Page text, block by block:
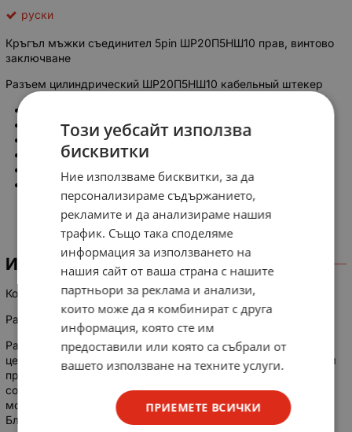
руски
Кръгъл мъжки съединител 5pin ШР20П5НШ10 прав, винтово
заключване
Разъем цилиндрический ШР20П5НШ10 кабельный штекер
Серия: shr
Функциональное назначение: штекер
Способ установки: кабель
Количество контактов: 5
Покрытие контактов: серебро
ИНФОРМАЦИЯ
Конектор SHR20P5NSH10 FORK
Разъем ШР20П5НШ10 Вилка
Разъемы ШР предназначены для работы в электрических
цепях с постоянным переменным (частотой до 3 МГц) током
при напряжениях до 850В (пиковое значение). Разъемы
состоят из двух частей: вилки и розетки. Вилки и розетки
могут быть как колодкой (инструментом), так и кабелем.
Блочная часть соединителя выполняется без патрубка, с
Този уебсайт използва
бисквитки
Ние използваме бисквитки, за да
персонализираме съдържанието,
рекламите и да анализираме нашия
трафик. Също така споделяме
информация за използването на
нашия сайт от ваша страна с нашите
партньори за реклама и анализи,
които може да я комбинират с друга
информация, която сте им
предоставили или която са събрали от
вашето използване на техните услуги.
ПРИЕМЕТЕ ВСИЧКИ